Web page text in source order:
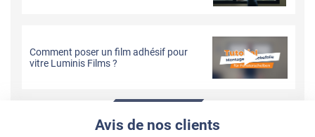
Comment poser un film adhésif pour
vitre Luminis Films ?
Avis de nos clients